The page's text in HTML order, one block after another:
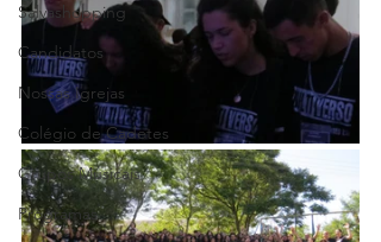
Salvashopping
Candidatos
Nossas Igrejas
Colégio de Cadetes
Grupos Musicais
Programas